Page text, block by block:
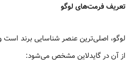
تعریف فرمت‌های لوگو
لوگو، اصلی‌ترین عنصر شناسایی برند است
از آن در گایدلاین مشخص می‌شود: